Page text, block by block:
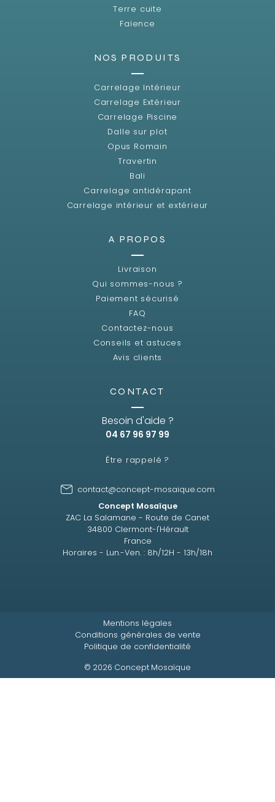
Terre cuite
Faïence
NOS PRODUITS
Carrelage Intérieur
Carrelage Extérieur
Carrelage Piscine
Dalle sur plot
Opus Romain
Travertin
Bali
Carrelage antidérapant
Carrelage intérieur et extérieur
A PROPOS
Livraison
Qui sommes-nous ?
Paiement sécurisé
FAQ
Contactez-nous
Conseils et astuces
Avis clients
CONTACT
Besoin d'aide ?
04 67 96 97 99
Être rappelé ?
contact@concept-mosaique.com
Concept Mosaïque
ZAC La Salamane - Route de Canet
34800 Clermont-l'Hérault
France
Horaires - Lun.-Ven. : 8h/12H - 13h/18h
© 2026 Concept Mosaïque
Mentions légales
Conditions générales de vente
Politique de confidentialité